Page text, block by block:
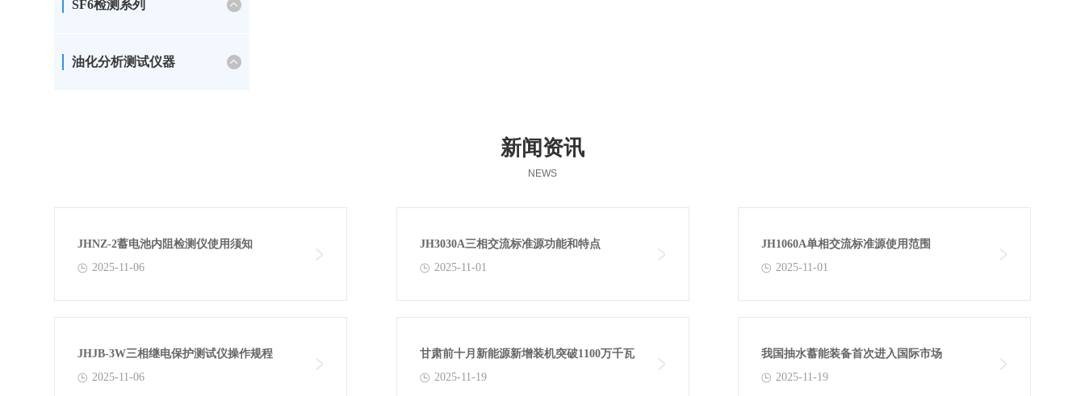
SF6检测系列
油化分析测试仪器
新闻资讯
NEWS
JHNZ-2蓄电池内阻检测仪使用须知
2025-11-06
JH3030A三相交流标准源功能和特点
2025-11-01
JH1060A单相交流标准源使用范围
2025-11-01
JHJB-3W三相继电保护测试仪操作规程
2025-11-06
甘肃前十月新能源新增装机突破1100万千瓦
2025-11-19
我国抽水蓄能装备首次进入国际市场
2025-11-19